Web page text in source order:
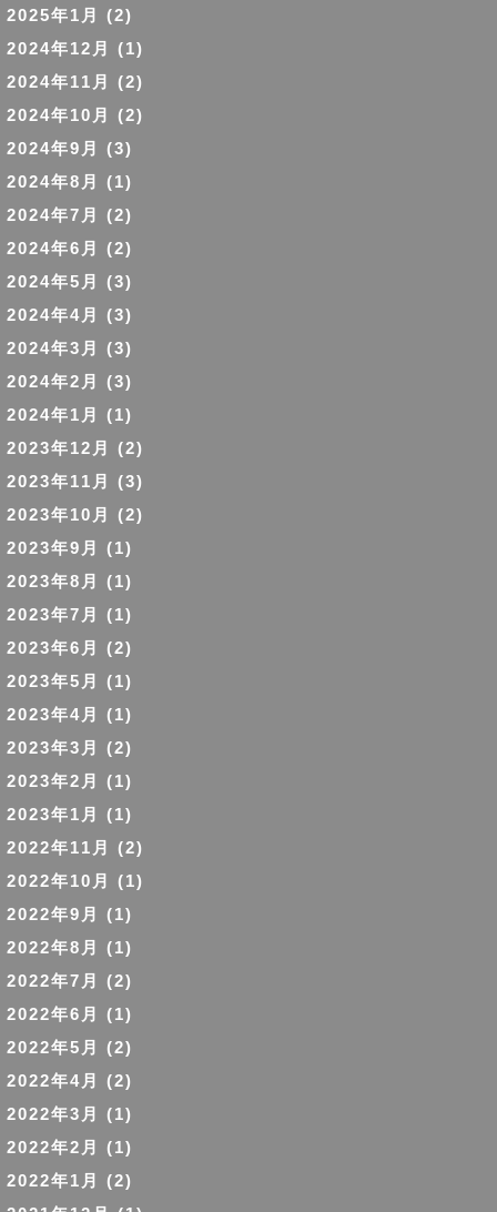
2025年1月
(2)
2024年12月
(1)
2024年11月
(2)
2024年10月
(2)
2024年9月
(3)
2024年8月
(1)
2024年7月
(2)
2024年6月
(2)
2024年5月
(3)
2024年4月
(3)
2024年3月
(3)
2024年2月
(3)
2024年1月
(1)
2023年12月
(2)
2023年11月
(3)
2023年10月
(2)
2023年9月
(1)
2023年8月
(1)
2023年7月
(1)
2023年6月
(2)
2023年5月
(1)
2023年4月
(1)
2023年3月
(2)
2023年2月
(1)
2023年1月
(1)
2022年11月
(2)
2022年10月
(1)
2022年9月
(1)
2022年8月
(1)
2022年7月
(2)
2022年6月
(1)
2022年5月
(2)
2022年4月
(2)
2022年3月
(1)
2022年2月
(1)
2022年1月
(2)